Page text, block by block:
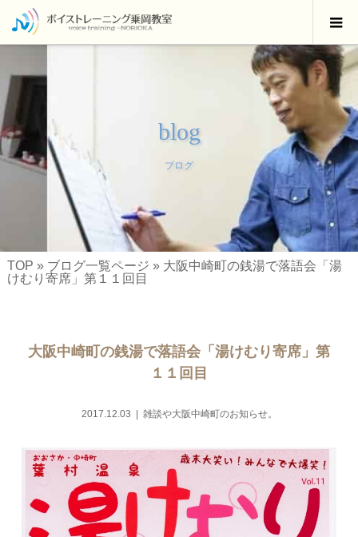
blog
ブログ
TOP » ブログ一覧ページ » 大阪中崎町の銭湯で落語会「湯
けむり寄席」第１１回目
大阪中崎町の銭湯で落語会「湯けむり寄席」第
１１回目
2017.12.03 雑談や大阪中崎町のお知らせ。